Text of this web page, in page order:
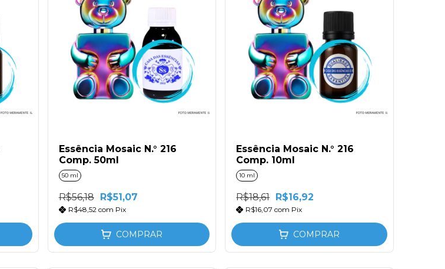
Essência Mosaic N.° 216
Comp. 50ml
50 ml
R$56,18 R$51,07
R$48,52 com Pix
COMPRAR
Essência Mosaic N.° 216
Comp. 10ml
10 ml
R$18,61 R$16,92
R$16,07com Pix
COMPRAR